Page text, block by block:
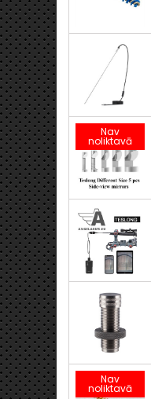
Nav
noliktavā
Nav
noliktavā